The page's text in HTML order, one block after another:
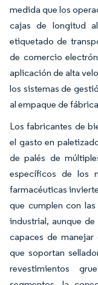
medida que los
cajas de longitud
etiquetado de
de comercio
aplicación de alta
los sistemas de
al empaque de
Los fabricantes de
el gasto en
de palés de
específicos de los
farmacéuticas
que cumplen con
industrial, aunque
capaces de
que soportan
revestimientos